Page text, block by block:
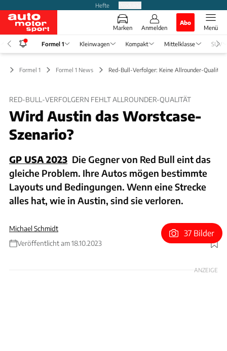
Hefte
Marken Anmelden
Abo
Menü
Formel 1 Kleinwagen Kompakt Mittelklasse SUV
Formel 1 Formel 1 News Red-Bull-Verfolger: Keine Allrounder-
RED-BULL-VERFOLGERN FEHLT ALLROUNDER-QUALITÄT
Wird Austin das Worstcase-
Szenario?
GP USA 2023 Die Gegner von Red Bull eint das
gleiche Problem. Ihre Autos mögen bestimmte
Layouts und Bedingungen. Wenn eine Strecke
alles hat, wie in Austin, sind sie verloren.
Michael Schmidt
Veröffentlicht am 18.10.2023
Foto: Motorsport Images
37 Bilder
ANZEIGE